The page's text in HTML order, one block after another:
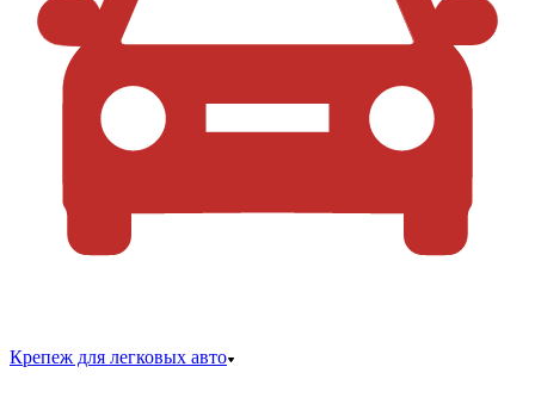
Крепеж для легковых авто